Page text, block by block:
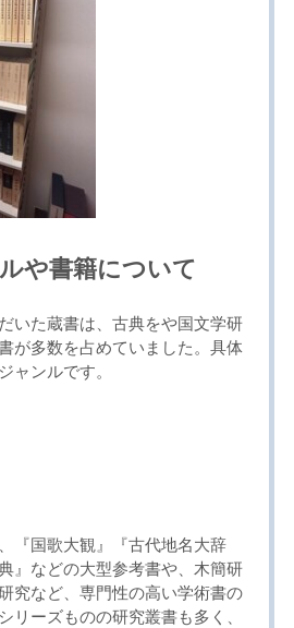
や書籍について
いた蔵書は、古典をや国文学研
が多数を占めていました。具体
ャンルです。
『国歌大観』『古代地名大辞
』などの大型参考書や、木簡研
究など、専門性の高い学術書の
リーズものの研究叢書も多く、